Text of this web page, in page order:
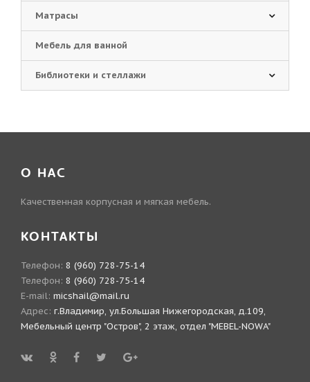
Матрасы
Мебель для ванной
Библиотеки и стеллажи
О НАС
Качественная корпусная и мягкая мебель.
КОНТАКТЫ
Телефон: 8 (960) 728-75-14
Телефон: 8 (960) 728-75-14
E-mail: micshail@mail.ru
Адрес: г.Владимир, ул.Большая Нижегородская, д.109,
Мебельный центр "Остров", 2 этаж, отдел "MEBEL-NOWA"